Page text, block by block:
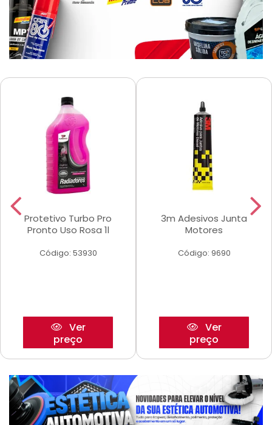
Protetivo Turbo Pro
Pronto Uso Rosa 1l
Código: 53930
Ver
preço
3m Adesivos Junta
Motores
Código: 9690
Ver
preço